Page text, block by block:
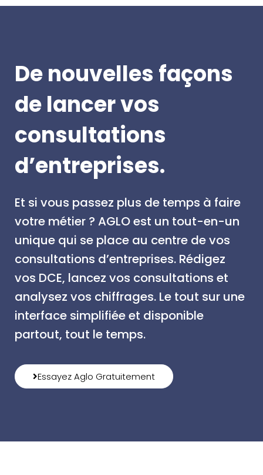
De nouvelles façons
de lancer vos
consultations
d’entreprises.
Et si vous passez plus de temps à faire
votre métier ? AGLO est un tout-en-un
unique qui se place au centre de vos
consultations d’entreprises. Rédigez
vos DCE, lancez vos consultations et
analysez vos chiffrages. Le tout sur une
interface simplifiée et disponible
partout, tout le temps.
Essayez Aglo Gratuitement